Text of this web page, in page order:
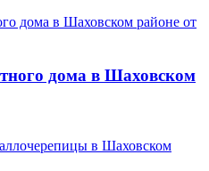
от
дома в Шаховском